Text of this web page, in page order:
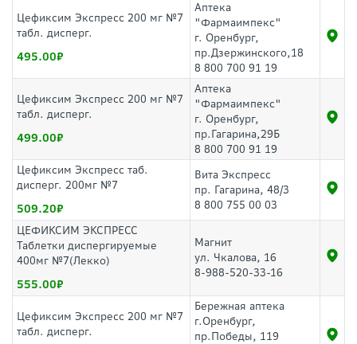
Цефиксим Экспресс 200 мг №7
табл. дисперг.
495.00
Аптека
"Фармаимпекс"
г. Оренбург,
пр.Дзержинского,18
8 800 700 91 19
Цефиксим Экспресс 200 мг №7
табл. дисперг.
499.00
Аптека
"Фармаимпекс"
г. Оренбург,
пр.Гагарина,29Б
8 800 700 91 19
Цефиксим Экспресс таб.
дисперг. 200мг №7
509.20
Вита Экспресс
пр. Гагарина, 48/3
8 800 755 00 03
ЦЕФИКСИМ ЭКСПРЕСС
Таблетки диспергируемые
400мг №7(Лекко)
555.00
Магнит
ул. Чкалова, 16
8-988-520-33-16
Цефиксим Экспресс 200 мг №7
табл. дисперг.
Бережная аптека
г.Оренбург,
пр.Победы, 119